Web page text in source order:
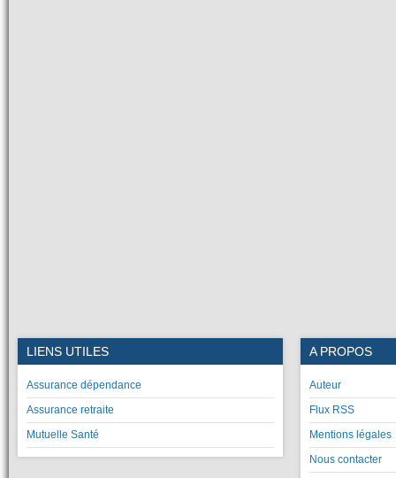
LIENS UTILES
Assurance dépendance
Assurance retraite
Mutuelle Santé
A PROPOS
Auteur
Flux RSS
Mentions légales
Nous contacter